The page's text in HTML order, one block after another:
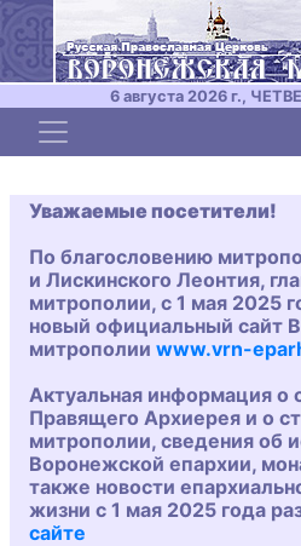
6 августа 2026 г.,
Toggle navigation
Уважаемые посетители!
По благословению
и Лискинского Леонтия,
митрополии, с 1 мая 2025
новый официальный сайт
митрополии www.vrn-
Актуальная информация о
Правящего Архиерея и о
митрополии, сведения об
Воронежской епархии,
также новости
жизни с 1 мая 2025 года
сайте